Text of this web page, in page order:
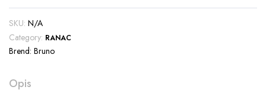
SKU: N/A
Category: RANAC
Brend: Bruno
Opis